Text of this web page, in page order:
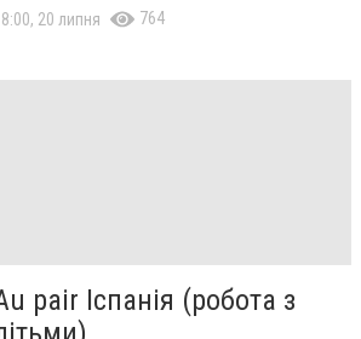
20 липня 764
pair Іспанія (робота з